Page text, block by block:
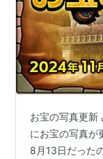
お宝の写真更新
にお宝の写真が
8月13日だった